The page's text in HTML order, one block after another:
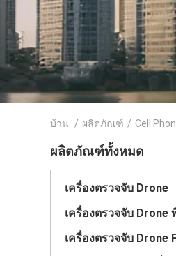
บ้าน / ผลิตภัณฑ์ / Cell
ผลิตภัณฑ์ทั้งหมด
เครื่องตรวจจับ Drone
เครื่องตรวจจับ Drone
เครื่องตรวจจับ Drone